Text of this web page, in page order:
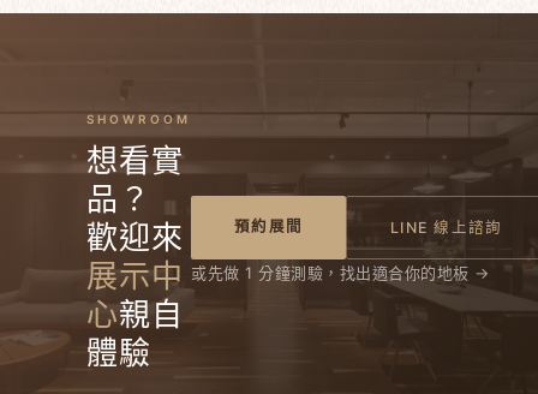
SHOWROOM
想看實
品？
歡迎來
展示中
心親自
體驗
預約展間 LINE 線上諮詢
或先做 1 分鐘測驗，找出適合你的地板 →